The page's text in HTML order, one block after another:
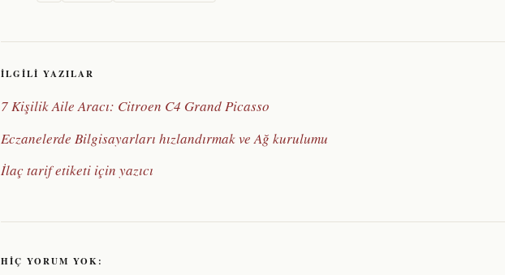
İLGILI YAZILAR
7 Kişilik Aile Aracı: Citroen C4 Grand Picasso
Eczanelerde Bilgisayarları hızlandırmak ve Ağ kurulumu
İlaç tarif etiketi için yazıcı
HIÇ YORUM YOK: